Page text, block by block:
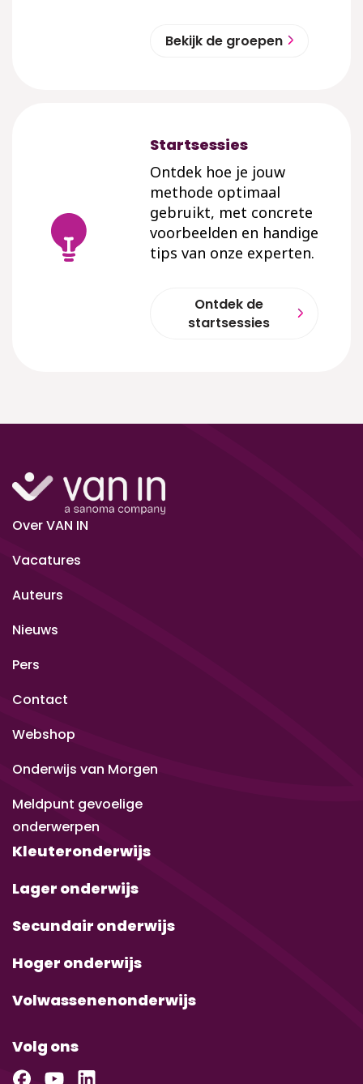
Bekijk de groepen
Startsessies
Ontdek hoe je jouw
methode optimaal
gebruikt, met concrete
voorbeelden en handige
tips van onze experten.
Ontdek de
startsessies
Over VAN IN
Vacatures
Auteurs
Nieuws
Pers
Contact
Webshop
Onderwijs van Morgen
Meldpunt gevoelige
onderwerpen
Kleuteronderwijs
Lager onderwijs
Secundair onderwijs
Hoger onderwijs
Volwassenenonderwijs
Volg ons